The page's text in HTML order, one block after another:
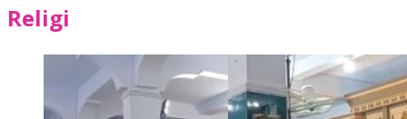
Religi